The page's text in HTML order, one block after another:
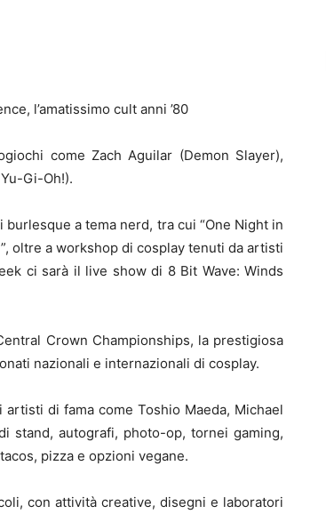
l’amatissimo cult anni ’80
come Zach Aguilar (Demon Slayer),
Gi-Oh!).
a tema nerd, tra cui “One Night in
oltre a workshop di cosplay tenuti da artisti
ci sarà il live show di 8 Bit Wave: Winds
Crown Championships, la prestigiosa
nazionali e internazionali di cosplay.
di fama come Toshio Maeda, Michael
stand, autografi, photo-op, tornei gaming,
pizza e opzioni vegane.
con attività creative, disegni e laboratori